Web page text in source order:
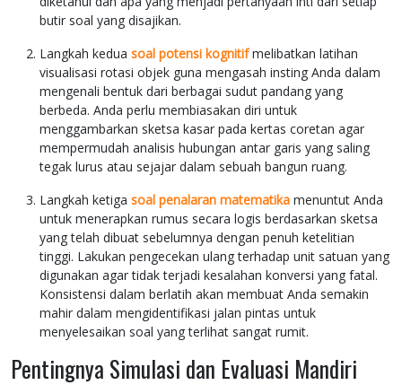
butir soal yang disajikan.
Langkah kedua soal potensi kognitifmelibatkan latihan
visualisasi rotasi objek guna mengasah insting Anda dalam
mengenali bentuk dari berbagai sudut pandang yang
berbeda. Anda perlu membiasakan diri untuk
menggambarkan sketsa kasar pada kertas coretan agar
mempermudah analisis hubungan antar garis yang saling
tegak lurus atau sejajar dalam sebuah bangun ruang.
Langkah ketiga soal penalaran matematika menuntut Anda
untuk menerapkan rumus secara logis berdasarkan sketsa
yang telah dibuat sebelumnya dengan penuh ketelitian
tinggi. Lakukan pengecekan ulang terhadap unit satuan yang
digunakan agar tidak terjadi kesalahan konversi yang fatal.
Konsistensi dalam berlatih akan membuat Anda semakin
mahir dalam mengidentifikasi jalan pintas untuk
menyelesaikan soal yang terlihat sangat rumit.
Pentingnya Simulasi dan Evaluasi Mandiri